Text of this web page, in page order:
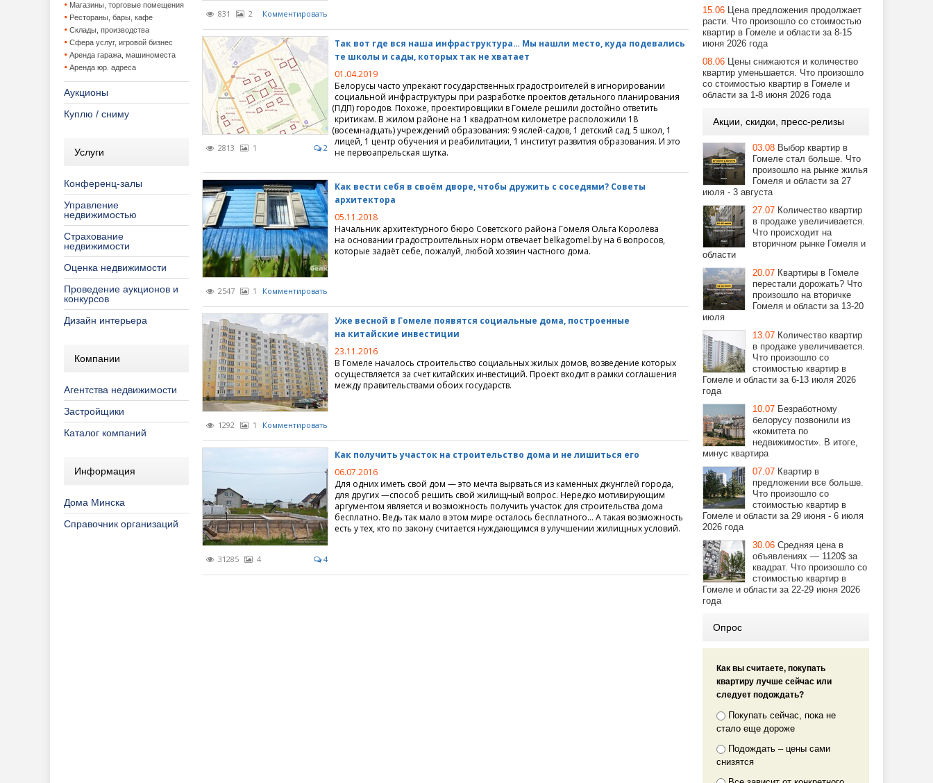
Магазины, торговые помещения
Рестораны, бары, кафе
Склады, производства
Сфера услуг, игровой бизнес
Аренда гаража, машиноместа
Аренда юр. адреса
Аукционы
Куплю / сниму
Услуги
Конференц-залы
Управление
недвижимостью
Страхование
недвижимости
Оценка недвижимости
Проведение аукционов и
конкурсов
Дизайн интерьера
Компании
Агентства недвижимости
Застройщики
Каталог компаний
Информация
Дома Минска
Справочник организаций
Покупка загородной недвижимости
Продажа дома, коттеджа, дачи
Продажа земельных участков
Аренда юридического адреса
Бизнес-центры
Инвестиции
Продажа бизнеса
Продажа коммерческой недвижимости
Ставки арендной платы на офисы
Торговые центры
Новости
Видеорепортажи
Городские новости
Мнения
Новости компаний
Обзор рынка недвижимости
Общество
Программы для покупателей
Распродажи
Рекламные игры
Специальные проекты
Фоторепортажи
Эксклюзив Realt.by
Новостройки, долевое строительство
Застройщики
Оценка недвижимости
Прочее
Информация для пользователей
Новости сайта
Общественные объединения
Печатные издания
ПО "Аренда" 3.0
ПО "Недвижимость" 3.0
Продвижение сайта
Реклама в интернет
События и мероприятия
Конференции
Семинары
Турниры
Статистика, аналитика, мониторинг рынка
Еженедельные мониторинги
Обзоры загородной недвижимости
Обзоры рынка аренды квартир
Обзоры рынка продажи квартир
Страхование недвижимости
Строительство и ремонт
Консультации по строительству
Ремонт, отделка
Управление недвижимостью
831 2 Комментировать
2813 1 2
Так вот где вся наша инфраструктура… Мы нашли место, куда подевались
те школы и сады, которых так не хватает
01.04.2019
Белорусы часто упрекают государственных градостроителей в игнорировании
социальной инфраструктуры при разработке проектов детального планирования
(ПДП) городов. Похоже, проектировщики в Гомеле решили достойно ответить
критикам. В жилом районе на 1 квадратном километре расположили 18
(восемнадцать) учреждений образования: 9 яслей-садов, 1 детский сад, 5 школ, 1
лицей, 1 центр обучения и реабилитации, 1 институт развития образования. И это
не первоапрельская шутка.
2547 1 Комментировать
Как вести себя в своём дворе, чтобы дружить с соседями? Советы
архитектора
05.11.2018
Начальник архитектурного бюро Советского района Гомеля Ольга Королёва
на основании градостроительных норм отвечает belkagomel.by на 6 вопросов,
которые задаёт себе, пожалуй, любой хозяин частного дома.
1292 1 Комментировать
Уже весной в Гомеле появятся социальные дома, построенные
на китайские инвестиции
23.11.2016
В Гомеле началось строительство социальных жилых домов, возведение которых
осуществляется за счет китайских инвестиций. Проект входит в рамки соглашения
между правительствами обоих государств.
31285 4 4
Как получить участок на строительство дома и не лишиться его
06.07.2016
Для одних иметь свой дом — это мечта вырваться из каменных джунглей города,
для других —способ решить свой жилищный вопрос. Нередко мотивирующим
аргументом является и возможность получить участок для строительства дома
бесплатно. Ведь так мало в этом мире осталось бесплатного… А такая возможность
есть у тех, кто по закону считается нуждающимся в улучшении жилищных условий.
15.06 Цена предложения продолжает
расти. Что произошло со стоимостью
квартир в Гомеле и области за 8-15
июня 2026 года
08.06 Цены снижаются и количество
квартир уменьшается. Что произошло
со стоимостью квартир в Гомеле и
области за 1-8 июня 2026 года
Акции, скидки, пресс-релизы
03.08 Выбор квартир в
Гомеле стал больше. Что
произошло на рынке жилья
Гомеля и области за 27
июля - 3 августа
27.07 Количество квартир
в продаже увеличивается.
Что происходит на
вторичном рынке Гомеля и
области
20.07 Квартиры в Гомеле
перестали дорожать? Что
произошло на вторичке
Гомеля и области за 13-20
июля
13.07 Количество квартир
в продаже увеличивается.
Что произошло со
стоимостью квартир в
Гомеле и области за 6-13 июля 2026
года
10.07 Безработному
белорусу позвонили из
«комитета по
недвижимости». В итоге,
минус квартира
07.07 Квартир в
предложении все больше.
Что произошло со
стоимостью квартир в
Гомеле и области за 29 июня - 6 июля
2026 года
30.06 Средняя цена в
объявлениях — 1120$ за
квадрат. Что произошло со
стоимостью квартир в
Гомеле и области за 22-29 июня 2026
года
Опрос
Как вы считаете, покупать
квартиру лучше сейчас или
следует подождать?
Покупать сейчас, пока не
стало еще дороже
Подождать – цены сами
снизятся